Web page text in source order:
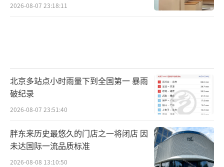
2026-08-07 23:18:11
北京多站点小时雨量下到全国第一 暴雨
破纪录
2026-08-07 23:51:40
胖东来历史最悠久的门店之一将闭店 因
未达国际一流品质标准
2026-08-08 13:10:50